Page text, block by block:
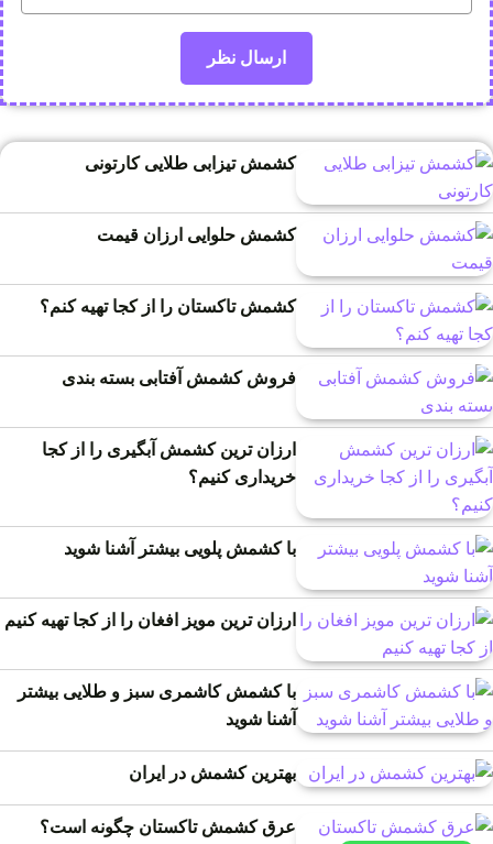
کشمش تیزابی طلایی کارتونی
کشمش حلوایی ارزان قیمت
کشمش تاکستان را از کجا تهیه کنم؟
فروش کشمش آفتابی بسته بندی
ارزان ترین کشمش آبگیری را از کجا
خریداری کنیم؟
با کشمش پلویی بیشتر آشنا شوید
ارزان ترین مویز افغان را از کجا تهیه کنیم
با کشمش کاشمری سبز و طلایی بیشتر
آشنا شوید
بهترین کشمش در ایران
عرق کشمش تاکستان چگونه است؟